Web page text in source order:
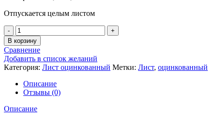
Отпускается целым листом
Количество
В корзину
Сравнение
Добавить в список желаний
Категория: Лист оцинкованный Метки: Лист, оцинкованный
Описание
Отзывы (0)
Описание